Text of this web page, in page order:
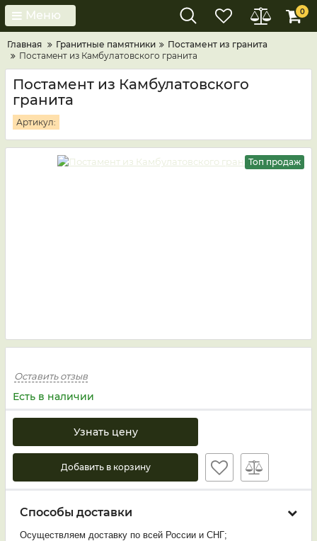
Меню 0
Главная Гранитные памятники
Постамент из гранита
Постамент из Камбулатовского гранита
Постамент из Камбулатовского
гранита
Артикул:
Топ продаж
Оставить отзыв
Есть в наличии
Узнать цену
Добавить в корзину
Способы доставки
Осуществляем доставку по всей России и СНГ;